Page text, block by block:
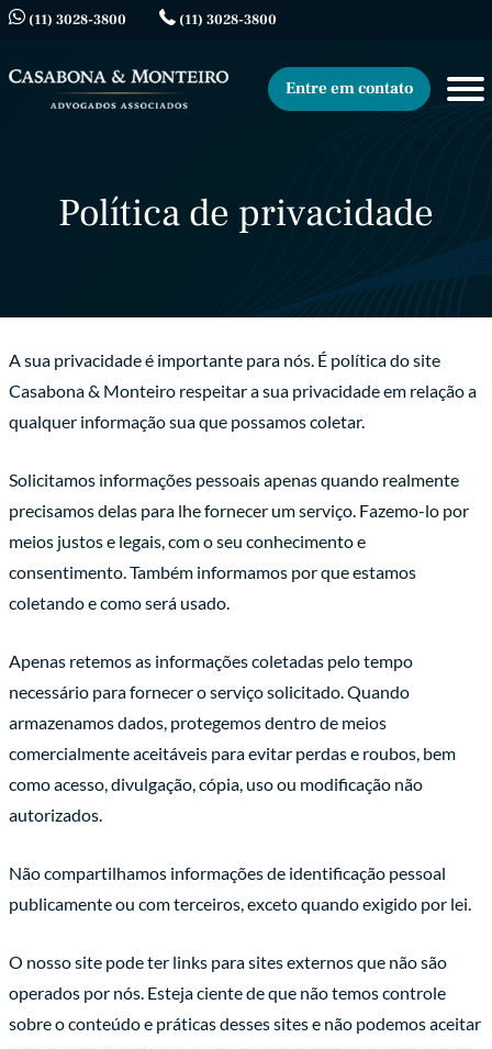
(11) 3028-3800 (11) 3028-3800
Entre em contato
Política de privacidade
A sua privacidade é importante para nós. É política do site
Casabona & Monteiro respeitar a sua privacidade em relação a
qualquer informação sua que possamos coletar.
Solicitamos informações pessoais apenas quando realmente
precisamos delas para lhe fornecer um serviço. Fazemo-lo por
meios justos e legais, com o seu conhecimento e
consentimento. Também informamos por que estamos
coletando e como será usado.
Apenas retemos as informações coletadas pelo tempo
necessário para fornecer o serviço solicitado. Quando
armazenamos dados, protegemos dentro de meios
comercialmente aceitáveis para evitar perdas e roubos, bem
como acesso, divulgação, cópia, uso ou modificação não
autorizados.
Não compartilhamos informações de identificação pessoal
publicamente ou com terceiros, exceto quando exigido por lei.
O nosso site pode ter links para sites externos que não são
operados por nós. Esteja ciente de que não temos controle
sobre o conteúdo e práticas desses sites e não podemos aceitar